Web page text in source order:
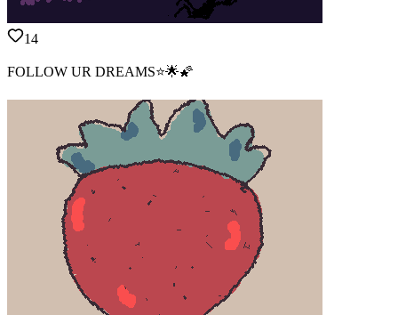
14
FOLLOW UR DREAMS⭐🌟🌠